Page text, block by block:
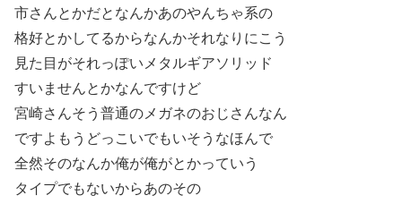
市さんとかだとなんかあのやんちゃ系の
格好とかしてるからなんかそれなりにこう
見た目がそれっぽいメタルギアソリッド
すいませんとかなんですけど
宮崎さんそう普通のメガネのおじさんなん
ですよもうどっこいでもいそうなほんで
全然そのなんか俺が俺がとかっていう
タイプでもないからあのその